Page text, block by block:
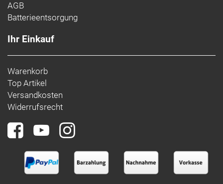
AGB
Batterieentsorgung
Ihr Einkauf
Warenkorb
Top Artikel
Versandkosten
Widerrufsrecht